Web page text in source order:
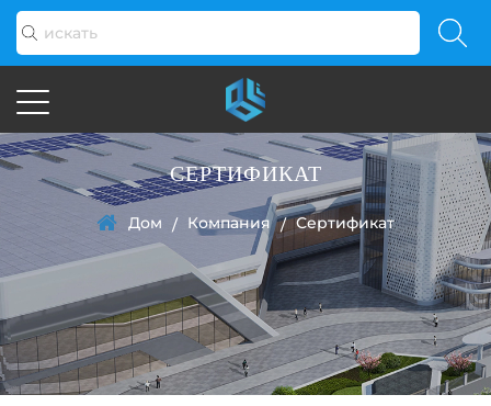
СЕРТИФИКАТ
Дом / Компания / Сертификат